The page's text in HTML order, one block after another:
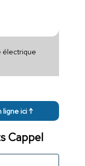
électrique
ligne ici ↑
Cappel